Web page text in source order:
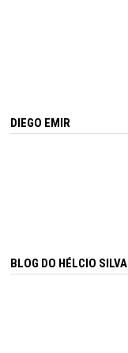
DIEGO EMIR
BLOG DO HÉLCIO SILVA